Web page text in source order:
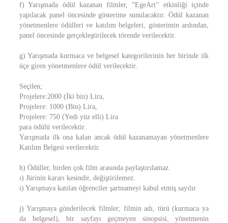
f) Yarışmada ödül kazanan filmler, “EgeArt” etkinliği içinde
yapılacak panel öncesinde gösterime sunulacaktır. Ödül kazanan
yönetmenlere ödülleri ve katılım belgeleri, gösterimin ardından,
panel öncesinde gerçekleştirilecek törende verilecektir.
g) Yarışmada kurmaca ve belgesel kategorilerinin her birinde ilk
üçe giren yönetmenlere ödül verilecektir.
Seçilen;
Projelere:2000 (İki bin) Lira,
Projelere: 1000 (Bin) Lira,
Projelere: 750 (Yedi yüz elli) Lira
para ödülü verilecektir.
Yarışmada ilk ona kalan ancak ödül kazanamayan yönetmenlere
Katılım Belgesi verilecektir.
h) Ödüller, birden çok film arasında paylaştırılamaz.
ı) Jürinin kararı kesindir, değiştirilemez.
i) Yarışmaya katılan öğrenciler şartnameyi kabul etmiş sayılır.
j) Yarışmaya gönderilecek filmler; filmin adı, türü (kurmaca ya
da belgesel), bir sayfayı geçmeyen sinopsisi, yönetmenin